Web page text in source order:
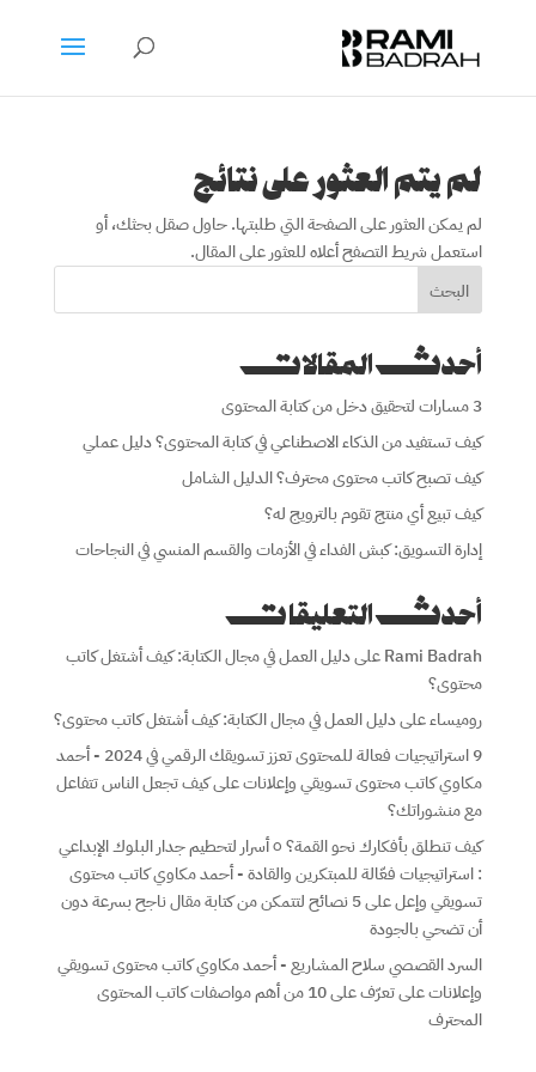
لم يتم العثور على نتائج
لم يمكن العثور على الصفحة التي طلبتها. حاول صقل بحثك، أو
استعمل شريط التصفح أعلاه للعثور على المقال.
البحث
أحدث المقالات
3 مسارات لتحقيق دخل من كتابة المحتوى
كيف تستفيد من الذكاء الاصطناعي في كتابة المحتوى؟ دليل عملي
كيف تصبح كاتب محتوى محترف؟ الدليل الشامل
كيف تبيع أي منتج تقوم بالترويج له؟
إدارة التسويق: كبش الفداء في الأزمات والقسم المنسي في النجاحات
أحدث التعليقات
Rami Badrahعلىدليل العمل في مجال الكتابة: كيف أشتغل كاتب
محتوى؟
روميساءعلىدليل العمل في مجال الكتابة: كيف أشتغل كاتب محتوى؟
9 استراتيجيات فعالة للمحتوى تعزز تسويقك الرقمي في 2024 - أحمد
مكاوي كاتب محتوى تسويقي وإعلاناتعلىكيف تجعل الناس تتفاعل
مع منشوراتك؟
كيف تنطلق بأفكارك نحو القمة؟ ٥ أسرار لتحطيم جدار البلوك الإبداعي
: استراتيجيات فعّالة للمبتكرين والقادة - أحمد مكاوي كاتب محتوى
تسويقي وإعلعلى
5 نصائح لتتمكن من كتابة مقال ناجح بسرعة دون
أن تضحي بالجودة
السرد القصصي سلاح المشاريع - أحمد مكاوي كاتب محتوى تسويقي
وإعلاناتعلى
تعرّف على 10 من أهم مواصفات كاتب المحتوى
المحترف